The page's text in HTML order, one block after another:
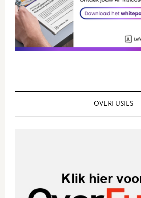
OVERFUSIES